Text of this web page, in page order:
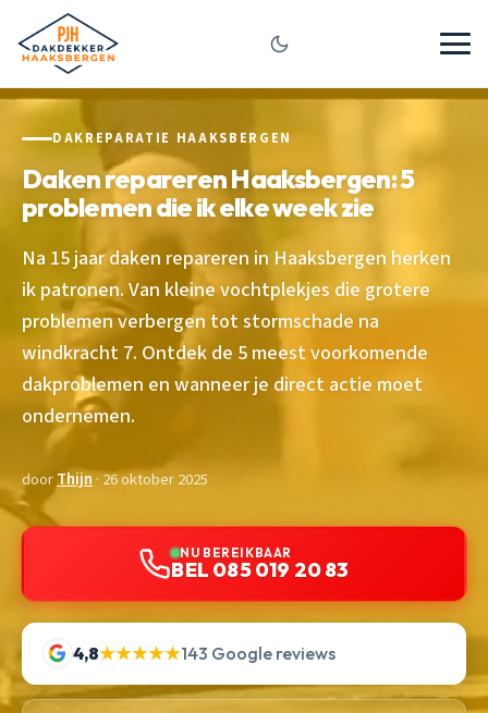
DAKREPARATIE HAAKSBERGEN
Daken repareren Haaksbergen: 5
problemen die ik elke week zie
Na 15 jaar daken repareren in Haaksbergen herken
ik patronen. Van kleine vochtplekjes die grotere
problemen verbergen tot stormschade na
windkracht 7. Ontdek de 5 meest voorkomende
dakproblemen en wanneer je direct actie moet
ondernemen.
doorThijn· 26 oktober 2025
NU BEREIKBAAR
BEL 085 019 20 83
4,8★★★★★143 Google reviews